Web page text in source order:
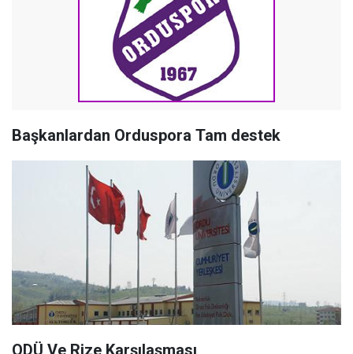
Başkanlardan Orduspora Tam destek
ODÜ Ve Rize Karşılaşması